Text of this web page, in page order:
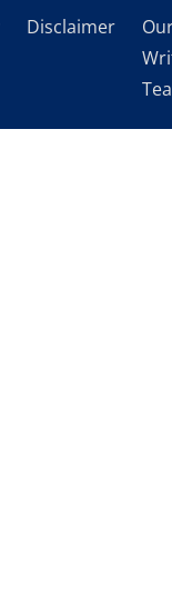
Disclaimer